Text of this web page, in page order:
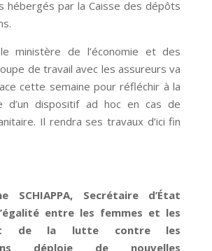
hébergés par la Caisse des dépôts
ministère de l’économie et des
de travail avec les assureurs va
cette semaine pour réfléchir à la
d’un dispositif ad hoc en cas de
Il rendra ses travaux d’ici fin
SCHIAPPA, Secrétaire d’État
entre les femmes et les
de la lutte contre les
déploie de nouvelles